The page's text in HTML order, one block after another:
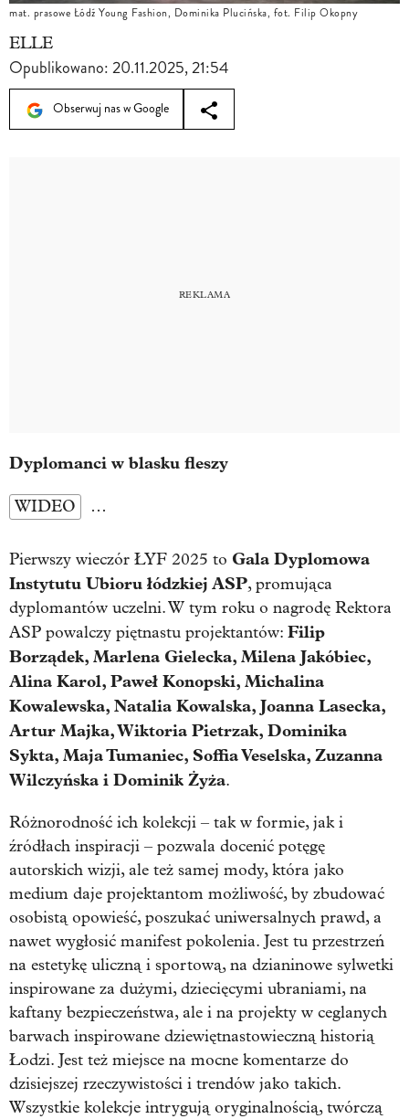
mat. prasowe Łódź Young Fashion, Dominika Plucińska, fot. Filip Okopny
ELLE
Opublikowano:20.11.2025, 21:54
Obserwuj nas w Google
Dyplomanci w blasku fleszy
WIDEO …
Pierwszy wieczór ŁYF 2025 to Gala Dyplomowa
Instytutu Ubioru łódzkiej ASP, promująca
dyplomantów uczelni. W tym roku o nagrodę Rektora
ASP powalczy piętnastu projektantów: Filip
Borządek, Marlena Gielecka, Milena Jakóbiec,
Alina Karol, Paweł Konopski, Michalina
Kowalewska, Natalia Kowalska, Joanna Lasecka,
Artur Majka, Wiktoria Pietrzak, Dominika
Sykta, Maja Tumaniec, Soffia Veselska, Zuzanna
Wilczyńska i Dominik Żyża.
Różnorodność ich kolekcji – tak w formie, jak i
źródłach inspiracji – pozwala docenić potęgę
autorskich wizji, ale też samej mody, która jako
medium daje projektantom możliwość, by zbudować
osobistą opowieść, poszukać uniwersalnych prawd, a
nawet wygłosić manifest pokolenia. Jest tu przestrzeń
na estetykę uliczną i sportową, na dzianinowe sylwetki
inspirowane za dużymi, dziecięcymi ubraniami, na
kaftany bezpieczeństwa, ale i na projekty w ceglanych
barwach inspirowane dziewiętnastowieczną historią
Łodzi. Jest też miejsce na mocne komentarze do
dzisiejszej rzeczywistości i trendów jako takich.
Wszystkie kolekcje intrygują oryginalnością, twórczą